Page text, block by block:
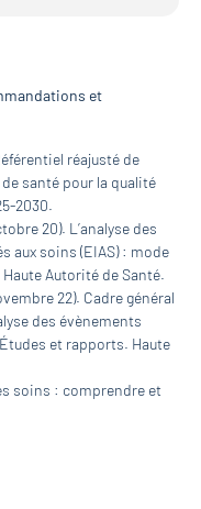
et
réajusté de
santé pour la qualité
2030.
20). L’analyse des
aux soins (EIAS) : mode
Autorité de Santé.
22). Cadre général
des évènements
et rapports. Haute
soins : comprendre et